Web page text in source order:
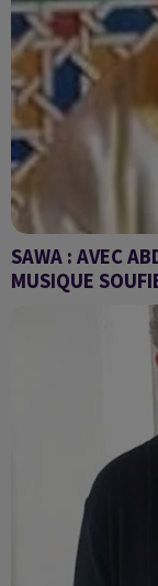
SAWA : AVEC
MUSIQUE
la musique soufie